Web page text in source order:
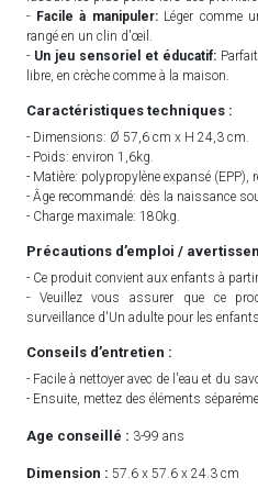
- Facile à manipuler:Léger comme
rangé en un clin d'œil.
- Un jeu sensoriel et éducatif:
libre, en crèche comme à la maison.
Caractéristiques techniques :
- Dimensions: Ø 57,6 cm x H 24,3 cm.
- Poids: environ 1,6kg.
- Matière: polypropylène expansé (EPP),
- Âge recommandé: dès la naissance
- Charge maximale: 180kg.
Précautions d’emploi /
- Ce produit convient aux enfants à
- Veuillez vous assurer que ce
surveillance d'Un adulte pour les
Conseils d’entretien :
- Facile à nettoyer avec de l'eau et du
- Ensuite, mettez des éléments
Age conseillé : 3-99 ans
Dimension : 57.6 x 57.6 x 24.3 cm